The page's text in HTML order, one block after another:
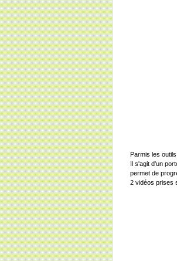
Parmis les
Il s'agit d'un
permet de
2 vidéos prises